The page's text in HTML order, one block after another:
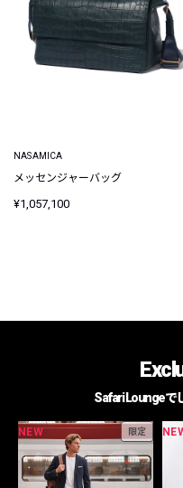
NASAMICA
メッセンジャーバッグ
¥1,057,100
Safari Loungeで
NEW 限定